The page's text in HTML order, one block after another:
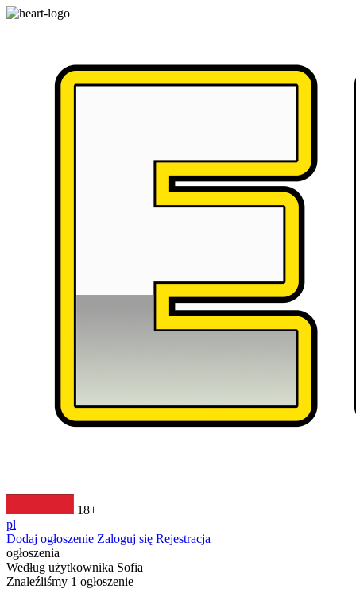
18+
pl
Dodaj ogłoszenie Zaloguj się Rejestracja
ogłoszenia
Według użytkownika Sofia
Znaleźliśmy 1 ogłoszenie